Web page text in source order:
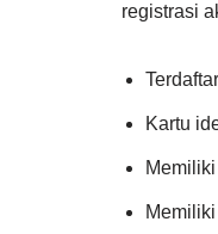
registrasi
Kartu